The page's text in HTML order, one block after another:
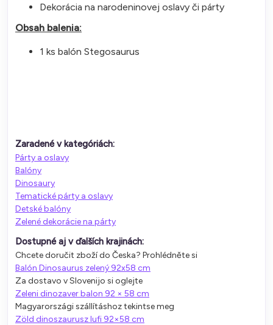
Dekorácia na narodeninovej oslavy či párty
Obsah balenia:
1 ks balón Stegosaurus
Zaradené v kategóriách:
Párty a oslavy
Balóny
Dinosaury
Tematické párty a oslavy
Detské balóny
Zelené dekorácie na párty
Dostupné aj v ďalších krajinách:
Chcete doručit zboží do Česka? Prohlédněte si
Balón Dinosaurus zelený 92x58 cm
Za dostavo v Slovenijo si oglejte
Zeleni dinozaver balon 92 × 58 cm
Magyarországi szállításhoz tekintse meg
Zöld dinoszaurusz lufi 92×58 cm